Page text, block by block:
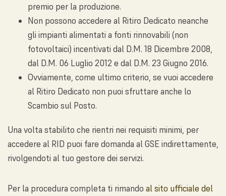
premio per la produzione.
Non possono accedere al Ritiro Dedicato neanche
gli impianti alimentati a fonti rinnovabili (non
fotovoltaici) incentivati dal D.M. 18 Dicembre 2008,
dal D.M. 06 Luglio 2012 e dal D.M. 23 Giugno 2016.
Ovviamente, come ultimo criterio, se vuoi accedere
al Ritiro Dedicato non puoi sfruttare anche lo
Scambio sul Posto.
Una volta stabilito che rientri nei requisiti minimi, per
accedere al RID puoi fare domanda al GSE indirettamente,
rivolgendoti al tuo gestore dei servizi.
Per la procedura completa ti rimando al sito ufficiale del